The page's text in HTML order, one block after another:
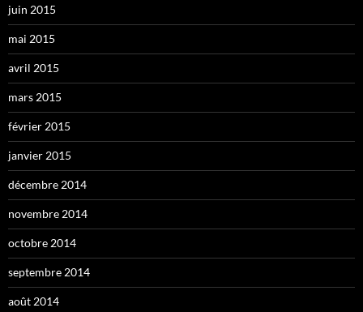
juin 2015
mai 2015
avril 2015
mars 2015
février 2015
janvier 2015
décembre 2014
novembre 2014
octobre 2014
septembre 2014
août 2014